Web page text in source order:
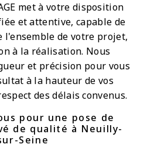
met à votre disposition
et attentive, capable de
l'ensemble de votre projet,
à la réalisation. Nous
et précision pour vous
à la hauteur de vos
des délais convenus.
pour une pose de
de qualité à Neuilly-
Seine